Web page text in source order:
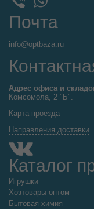
Почта
info@optbaza.ru
Адрес офиса и
Комсомола, 2 "Б".
Карта проезда
Направления доставки
Каталог
Игрушки
Хозтовары оптом
Бытовая химия